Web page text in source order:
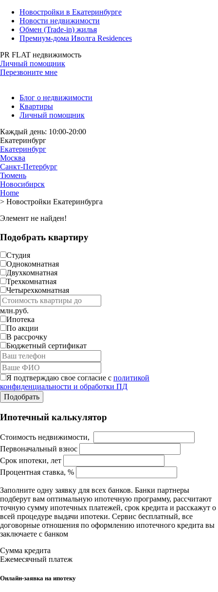
Новостройки в Екатеринбурге
Новости недвижимости
Обмен (Trade-in) жилья
Премиум-дома Иволга Residences
PR FLAT недвижимость
Личный помощник
Перезвоните мне
Блог о недвижимости
Квартиры
Личный помощник
Каждый день: 10:00-20:00
Екатеринбург
Екатеринбург
Москва
Санкт-Петербург
Тюмень
Новосибирск
Home
> Новостройки Екатеринбурга
Элемент не найден!
Подобрать квартиру
Студия
Однокомнатная
Двухкомнатная
Трехкомнатная
Четырехкомнатная
млн.руб.
Ипотека
По акции
В рассрочку
Бюджетный сертификат
Я подтверждаю свое согласие с политикой
конфиденциальности и обработки ПД
Ипотечный калькулятор
Стоимость недвижимости,
Первоначальный взнос
Срок ипотеки, лет
Процентная ставка, %
Заполните одну заявку для всех банков. Банки партнеры
подберут вам оптимальную ипотечную программу, рассчитают
точную сумму ипотечных платежей, срок кредита и расскажут о
всей процедуре выдачи ипотеки. Сервис бесплатный, все
договорные отношения по оформлению ипотечного кредита вы
заключаете с банком
Сумма кредита
Ежемесячный платеж
Онлайн-заявка на ипотеку